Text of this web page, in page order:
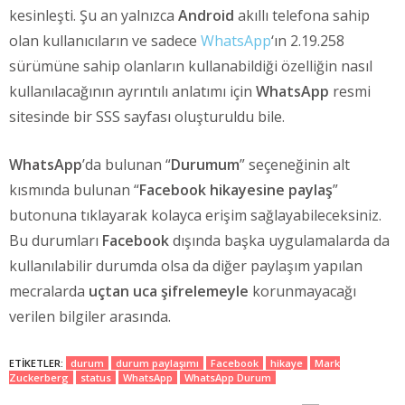
kesinleşti. Şu an yalnızca Android akıllı telefona sahip
olan kullanıcıların ve sadece WhatsApp‘ın 2.19.258
sürümüne sahip olanların kullanabildiği özelliğin nasıl
kullanılacağının ayrıntılı anlatımı için WhatsApp resmi
sitesinde bir SSS sayfası oluşturuldu bile.
WhatsApp’da bulunan “Durumum” seçeneğinin alt
kısmında bulunan “Facebook hikayesine paylaş”
butonuna tıklayarak kolayca erişim sağlayabileceksiniz.
Bu durumları Facebookdışında başka uygulamalarda da
kullanılabilir durumda olsa da diğer paylaşım yapılan
mecralarda uçtan uca şifrelemeyle korunmayacağı
verilen bilgiler arasında.
ETIKETLER: durum durum paylaşımı Facebook hikaye
Mark
Zuckerberg
status WhatsApp WhatsApp Durum